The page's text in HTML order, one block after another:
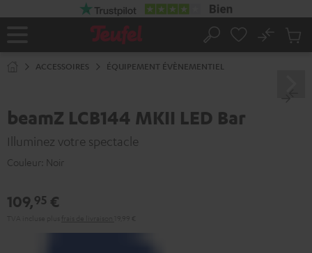
Page
Rechercher
No
ACCESSOIRES ÉQUIPEMENT ÉVÈNEMENTIEL
beamZ LCB144 MKII LED Bar
Illuminez votre spectacle
Couleur: Noir
109,95 €